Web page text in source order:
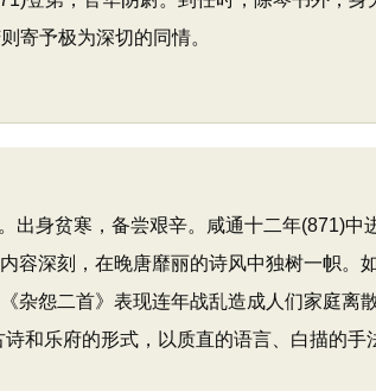
寄予极为深切的同情。
身贫寒，备尝艰辛。咸通十二年(871)中
容深刻，在晚唐靡丽的诗风中独树一帜
杂怨二首》表现连年战乱造成人们家庭离
和乐府的形式，以质直的语言、白描的